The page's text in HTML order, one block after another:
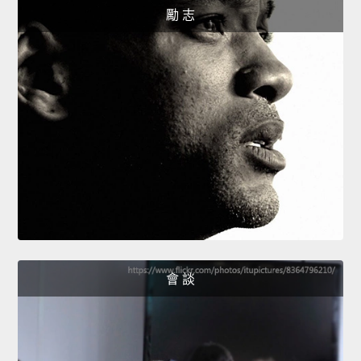
勵 志
會 談